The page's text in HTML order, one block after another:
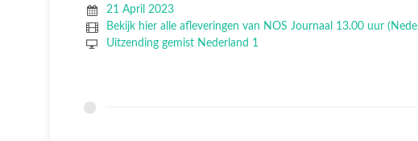
21 April 2023
Bekijk hier alle afleveringen van NOS Journaal 13.00 uur
Uitzending gemist Nederland 1